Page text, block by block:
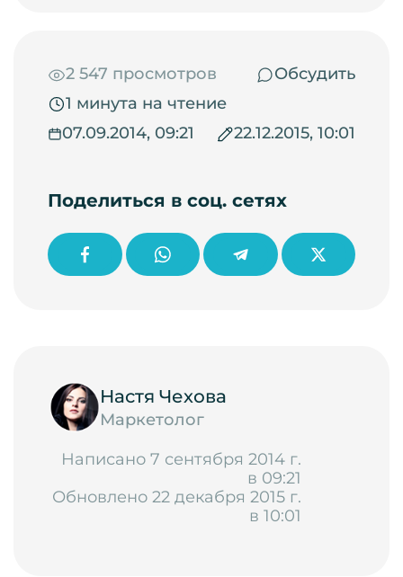
2 547 просмотров
Обсудить
1 минута на чтение
07.09.2014, 09:21
22.12.2015, 10:01
Поделиться в соц. сетях
Настя Чехова
Маркетолог
Написано 7 сентября 2014 г.
в 09:21
Обновлено 22 декабря 2015 г.
в 10:01